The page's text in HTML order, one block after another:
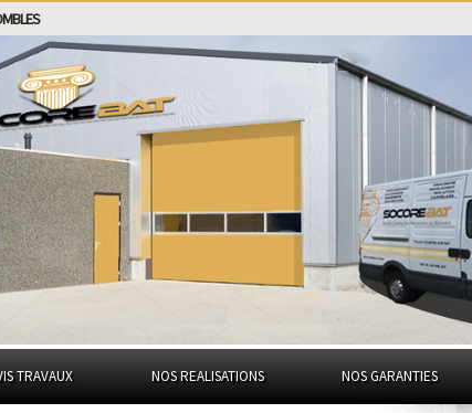
TRAVAUX NOS REALISATIONS NOS GARANTIES